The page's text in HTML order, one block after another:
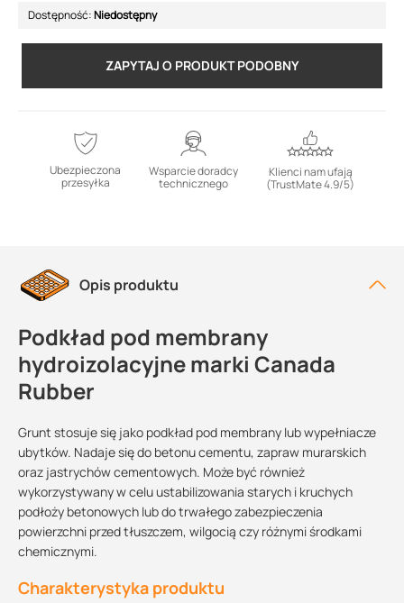
Dostępność:Niedostępny
ZAPYTAJ O PRODUKT PODOBNY
Ubezpieczona
przesyłka
Wsparcie doradcy
technicznego
Klienci nam ufają
(TrustMate 4.9/5)
Opis produktu
Podkład pod membrany
hydroizolacyjne marki Canada
Rubber
Grunt stosuje się jako podkład pod membrany lub wypełniacze
ubytków. Nadaje się do betonu cementu, zapraw murarskich
oraz jastrychów cementowych. Może być również
wykorzystywany w celu ustabilizowania starych i kruchych
podłoży betonowych lub do trwałego zabezpieczenia
powierzchni przed tłuszczem, wilgocią czy różnymi środkami
chemicznymi.
Charakterystyka produktu